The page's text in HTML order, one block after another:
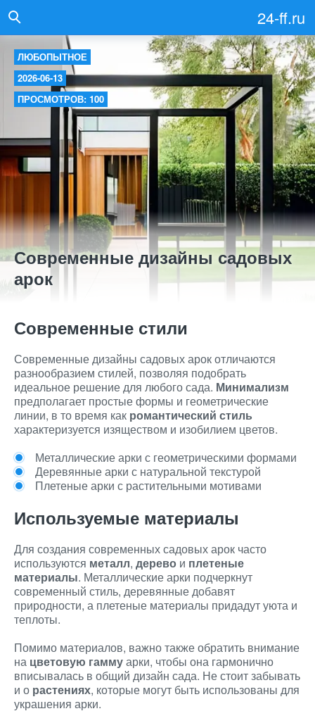
24-ff.ru
ЛЮБОПЫТНОЕ
2026-06-13
ПРОСМОТРОВ: 100
Современные дизайны садовых
арок
Современные стили
Современные дизайны садовых арок отличаются
разнообразием стилей, позволяя подобрать
идеальное решение для любого сада. Минимализм
предполагает простые формы и геометрические
линии, в то время как романтический стиль
характеризуется изяществом и изобилием цветов.
Металлические арки с геометрическими формами
Деревянные арки с натуральной текстурой
Плетеные арки с растительными мотивами
Используемые материалы
Для создания современных садовых арок часто
используются металл, дерево и плетеные
материалы. Металлические арки подчеркнут
современный стиль, деревянные добавят
природности, а плетеные материалы придадут уюта и
теплоты.
Помимо материалов, важно также обратить внимание
на цветовую гаммуарки, чтобы она гармонично
вписывалась в общий дизайн сада. Не стоит забывать
и о растениях, которые могут быть использованы для
украшения арки.